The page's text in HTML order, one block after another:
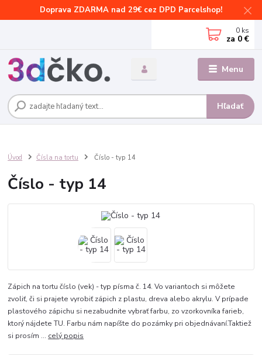
Doprava ZDARMA nad 29€ cez DPD Parcelshop!
Menu
Hľadať
0 ks
za 0 €
Úvod Čísla na tortu Číslo - typ 14
Číslo - typ 14
Zápich na tortu číslo (vek) - typ písma č. 14. Vo variantoch si môžete
zvoliť, či si prajete vyrobiť zápich z plastu, dreva alebo akrylu. V prípade
plastového zápichu si nezabudnite vybrať farbu, zo vzorkovníka farieb,
ktorý nájdete TU. Farbu nám napíšte do pozámky pri objednávaní.Taktiež
si prosím ... celý popis